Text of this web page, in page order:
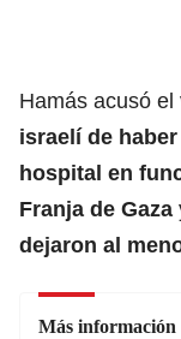
Hamás acusó
israelí de
hospital en
Franja de Gaza
dejaron al
Más información